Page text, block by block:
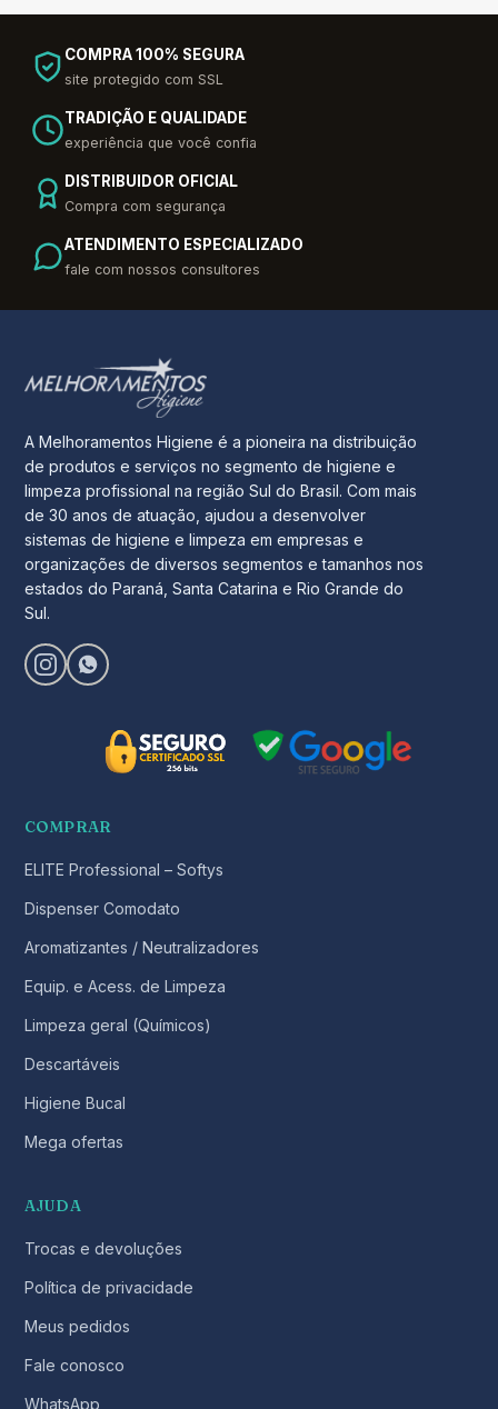
COMPRA 100% SEGURA
site protegido com SSL
TRADIÇÃO E QUALIDADE
experiência que você confia
DISTRIBUIDOR OFICIAL
Compra com segurança
ATENDIMENTO ESPECIALIZADO
fale com nossos consultores
A Melhoramentos Higiene é a pioneira na distribuição
de produtos e serviços no segmento de higiene e
limpeza profissional na região Sul do Brasil. Com mais
de 30 anos de atuação, ajudou a desenvolver
sistemas de higiene e limpeza em empresas e
organizações de diversos segmentos e tamanhos nos
estados do Paraná, Santa Catarina e Rio Grande do
Sul.
COMPRAR
ELITE Professional – Softys
Dispenser Comodato
Aromatizantes / Neutralizadores
Equip. e Acess. de Limpeza
Limpeza geral (Químicos)
Descartáveis
Higiene Bucal
Mega ofertas
AJUDA
Trocas e devoluções
Política de privacidade
Meus pedidos
Fale conosco
WhatsApp